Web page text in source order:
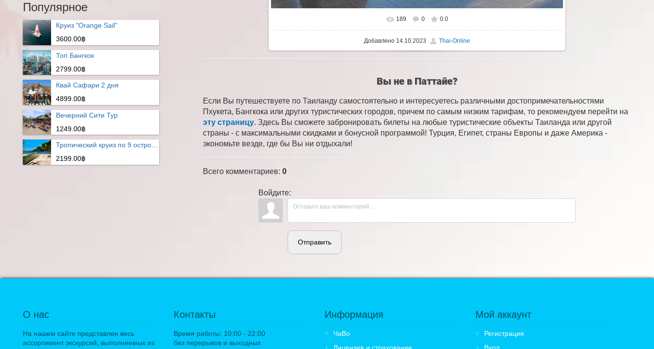
189 0 0.0
Добавлено 14.10.2023 Thai-Online
Вы не в Паттайе?
Если Вы путешествуете по Таиланду самостоятельно и интересуетесь различными достопримечательностями
Пхукета, Бангкока или других туристических городов, причем по самым низким тарифам, то рекомендуем перейти на
эту страницу. Здесь Вы сможете забронировать билеты на любые туристические объекты Таиланда или другой
страны - с максимальными скидками и бонусной программой! Турция, Египет, страны Европы и даже Америка -
экономьте везде, где бы Вы ни отдыхали!
Всего комментариев: 0
Войдите:
Отправить
Популярное
Круиз "Orange Sail"
3600.00฿
Топ Бангкок
2799.00฿
Квай Сафари 2 дня
4899.00฿
Вечерний Сити Тур
1249.00฿
2199.00฿
О нас
На нашем сайте представлен весь
ассортимент экскурсий, выполняемых из
Контакты
Время работы: 10:00 - 22:00
без перерывов и выходных
Информация
ЧаВо
Мой аккаунт
Регистрация